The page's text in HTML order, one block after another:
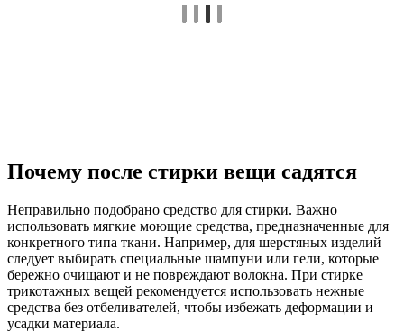
Почему после стирки вещи садятся
Неправильно подобрано средство для стирки. Важно
использовать мягкие моющие средства, предназначенные для
конкретного типа ткани. Например, для шерстяных изделий
следует выбирать специальные шампуни или гели, которые
бережно очищают и не повреждают волокна. При стирке
трикотажных вещей рекомендуется использовать нежные
средства без отбеливателей, чтобы избежать деформации и
усадки материала.